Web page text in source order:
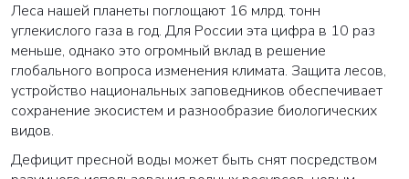
Леса нашей планеты поглощают 16 млрд. тонн
углекислого газа в год. Для России эта цифра в 10 раз
меньше, однако это огромный вклад в решение
глобального вопроса изменения климата. Защита лесов,
устройство национальных заповедников обеспечивает
сохранение экосистем и разнообразие биологических
видов.
Дефицит пресной воды может быть снят посредством